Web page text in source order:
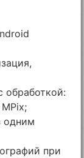
обработкой:
одним
при